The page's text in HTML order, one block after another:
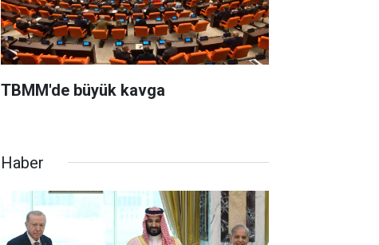
TBMM'de büyük kavga
Haber